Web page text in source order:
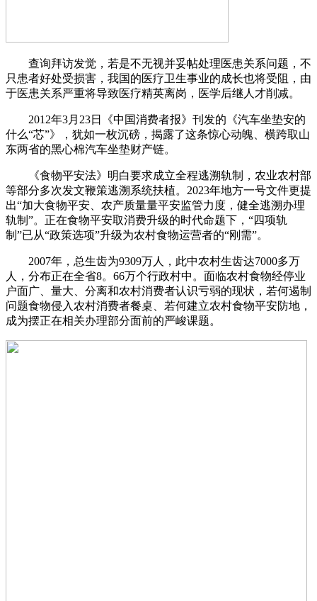
查询拜访发觉，若是不无视并妥帖处理医患关系问题，不
只患者好处受损害，我国的医疗卫生事业的成长也将受阻，由
于医患关系严重将导致医疗精英离岗，医学后继人才削减。
2012年3月23日《中国消费者报》刊发的《汽车坐垫安的
什么“芯”》，犹如一枚沉磅，揭露了这条惊心动魄、横跨取山
东两省的黑心棉汽车坐垫财产链。
《食物平安法》明白要求成立全程逃溯轨制，农业农村部
等部分多次发文鞭策逃溯系统扶植。2023年地方一号文件更提
出“加大食物平安、农产质量量平安监管力度，健全逃溯办理
轨制”。正在食物平安取消费升级的时代命题下，“四项轨
制”已从“政策选项”升级为农村食物运营者的“刚需”。
2007年，总生齿为9309万人，此中农村生齿达7000多万
人，分布正在全省8。66万个行政村中。面临农村食物经停业
户面广、量大、分离和农村消费者认识亏弱的现状，若何遏制
问题食物侵入农村消费者餐桌、若何建立农村食物平安防地，
成为摆正在相关办理部分面前的严峻课题。